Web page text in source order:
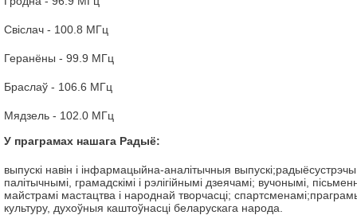
Свіслач - 100.8 МГц
Геранёны - 99.9 МГц
Браслаў - 106.6 МГц
Мядзель - 102.0 МГц
У праграмах нашага Радыё:
выпускі навін і інфармацыйна-аналітычныя
палітычнымі, грамадскімі і рэлігійнымі дзеячамі; вучонымі,
майстрамі мастацтва і народнай творчасці;
культуру, духоўныя каштоўнасці беларускага народа.